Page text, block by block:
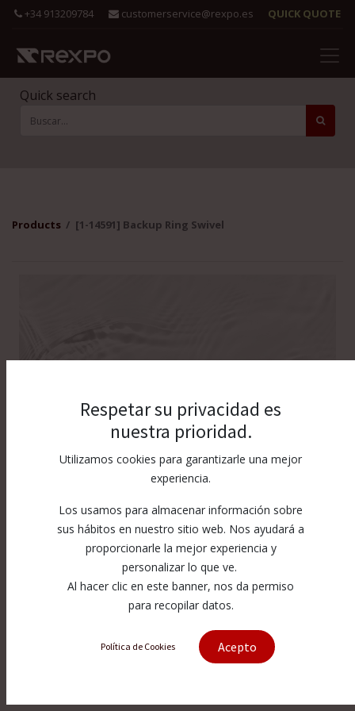
+34 913209784 customerservice@rexpo.es QUICK QUOTE
Quick search
Products [1-14591] Backup Ring Swivel
[1-14591] Backup Ring Swivel
Respetar su privacidad es
nuestra prioridad.
Utilizamos cookies para garantizarle una mejor
experiencia.
Los usamos para almacenar información sobre
sus hábitos en nuestro sitio web. Nos ayudará a
proporcionarle la mejor experiencia y
personalizar lo que ve.
Al hacer clic en este banner, nos da permiso
para recopilar datos.
Política de Cookies Acepto